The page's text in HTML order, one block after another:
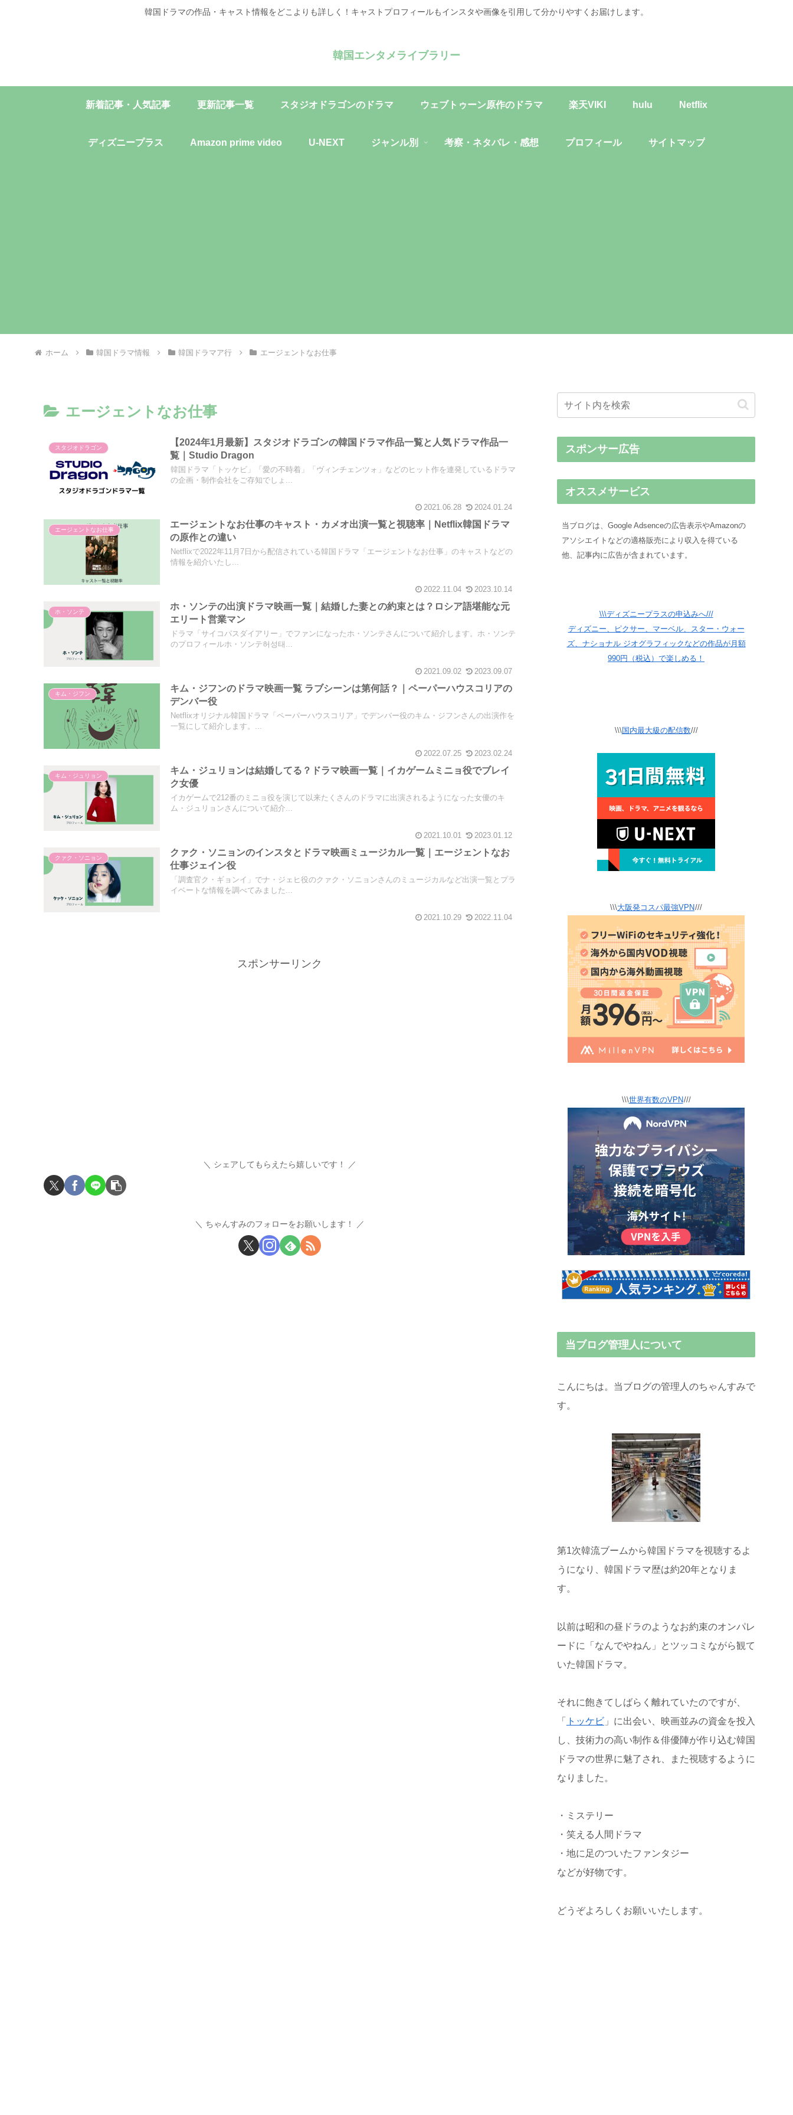
韓国ドラマの作品・キャスト情報をどこよりも詳しく！キャストプロフィールもインスタや画像を引用して分かりやすくお届けします。
韓国エンタメライブラリー
新着記事・人気記事 更新記事一覧 スタジオドラゴンのドラマ ウェブトゥーン原作のドラマ 楽天VIKI hulu Netflix
ディズニープラス Amazon prime video U-NEXT ジャンル別 考察・ネタバレ・感想 プロフィール サイトマップ
ホーム 韓国ドラマ情報 韓国ドラマア行 エージェントなお仕事
エージェントなお仕事
スタジオドラゴン
【2024年1月最新】スタジオドラゴンの韓国ドラマ作品一覧と人気ドラマ作品一
覧｜Studio Dragon
韓国ドラマ「トッケビ」「愛の不時着」「ヴィンチェンツォ」などのヒット作を連発しているドラマ
の企画・制作会社をご存知でしょ...
2021.06.28 2024.01.24
エージェントなお仕事
エージェントなお仕事のキャスト・カメオ出演一覧と視聴率｜Netflix韓国ドラマ
の原作との違い
Netflixで2022年11月7日から配信されている韓国ドラマ「エージェントなお仕事」のキャストなどの
情報を紹介いたし...
2022.11.04 2023.10.14
ホ・ソンテ
ホ・ソンテの出演ドラマ映画一覧｜結婚した妻との約束とは？ロシア語堪能な元
エリート営業マン
ドラマ「サイコパスダイアリー」でファンになったホ・ソンテさんについて紹介します。ホ・ソンテ
のプロフィールホ・ソンテ허성태...
2021.09.02 2023.09.07
キム・ジフン
キム・ジフンのドラマ映画一覧 ラブシーンは第何話？｜ペーパーハウスコリアの
デンバー役
Netflixオリジナル韓国ドラマ「ペーパーハウスコリア」でデンバー役のキム・ジフンさんの出演作を
一覧にして紹介します。...
2022.07.25 2023.02.24
キム・ジュリョン
キム・ジュリョンは結婚してる？ドラマ映画一覧｜イカゲームミニョ役でブレイ
ク女優
イカゲームで212番のミニョ役を演じて以来たくさんのドラマに出演されるようになった女優のキ
ム・ジュリョンさんについて紹介...
2021.10.01 2023.01.12
クァク・ソニョン
クァク・ソニョンのインスタとドラマ映画ミュージカル一覧｜エージェントなお
仕事ジェイン役
「調査官ク・ギョンイ」でナ・ジェヒ役のクァク・ソニョンさんのミュージカルなど出演一覧とプラ
イベートな情報を調べてみました...
2021.10.29 2022.11.04
スポンサーリンク
シェアしてもらえたら嬉しいです！
ちゃんすみのフォローをお願いします！
スポンサー広告
オススメサービス
当ブログは、Google Adsenceの広告表示やAmazonの
アソシエイトなどの適格販売により収入を得ている
他、記事内に広告が含まれています。
\\\ディズニープラスの申込みへ///
ディズニー、ピクサー、マーベル、スター・ウォー
ズ、ナショナル ジオグラフィックなどの作品が月額
990円（税込）で楽しめる！
\\\国内最大級の配信数///
\\\大阪発コスパ最強VPN///
\\\世界有数のVPN///
当ブログ管理人について
こんにちは。当ブログの管理人のちゃんすみで
す。
第1次韓流ブームから韓国ドラマを視聴するよ
うになり、韓国ドラマ歴は約20年となりま
す。
以前は昭和の昼ドラのようなお約束のオンパレ
ードに「なんでやねん」とツッコミながら観て
いた韓国ドラマ。
それに飽きてしばらく離れていたのですが、
「 トッケビ 」に出会い、映画並みの資金を投入
し、技術力の高い制作＆俳優陣が作り込む韓国
ドラマの世界に魅了され、また視聴するように
なりました。
・ミステリー
・笑える人間ドラマ
・地に足のついたファンタジー
などが好物です。
どうぞよろしくお願いいたします。